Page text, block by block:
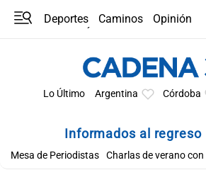
Deportes Caminos
Opinión
Lo Último Argentina Córdoba
Informados al regreso
Mesa de Periodistas Charlas de verano